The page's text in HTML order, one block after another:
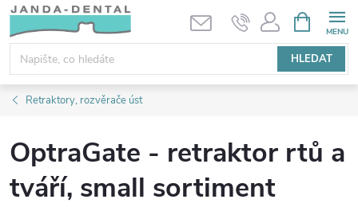
Přejít
obsah
HLEDAT
NÁKUPNÍ
KOŠÍK
Retraktory, rozvěrače úst
OptraGate - retraktor rtů a
tváří, small sortiment